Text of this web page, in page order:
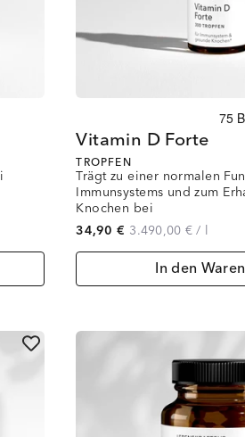
Vitamin D Forte
TROPFEN
Trägt zu einer normalen
Immunsystems und zum
Knochen bei
34,90 € 3.490,00 €/ l
In den